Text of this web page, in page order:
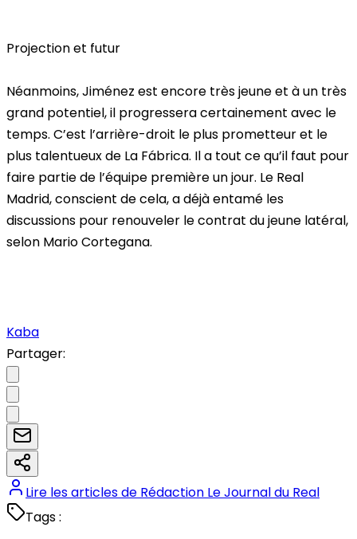
Projection et futur
Néanmoins, Jiménez est encore très jeune et à un très
grand potentiel, il progressera certainement avec le
temps. C’est l’arrière-droit le plus prometteur et le
plus talentueux de La Fábrica. Il a tout ce qu’il faut pour
faire partie de l’équipe première un jour. Le Real
Madrid, conscient de cela, a déjà entamé les
discussions pour renouveler le contrat du jeune latéral,
selon Mario Cortegana.
Kaba
Partager:
Lire les articles de Rédaction Le Journal du Real
Tags :